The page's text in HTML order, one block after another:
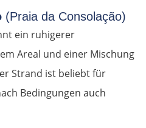
(Praia da Consolação)
ein ruhigerer
Areal und einer Mischung
Strand ist beliebt für
Bedingungen auch